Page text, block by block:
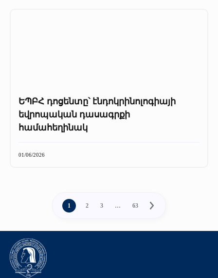
ԵՊԲՀ դոցենտը՝ էնդոկրինոլոգիայի
եվրոպական դասագրքի
համահեղինակ
01/06/2026
1 2 3 … 63